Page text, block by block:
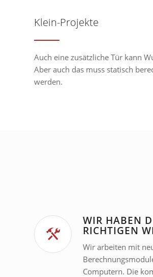
Klein-Projekte
Auch eine zusätzliche Tür kann
Aber auch das muss statisch
werden.
WIR HABEN
RICHTIGEN
Wir arbeiten mit
Computern. Die